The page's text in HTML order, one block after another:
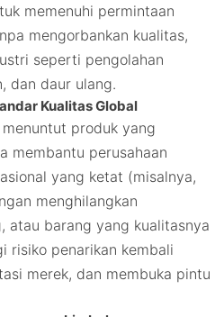
memenuhi permintaan
mengorbankan kualitas,
seperti pengolahan
dan daur ulang.
Kualitas Global
produk yang
membantu perusahaan
yang ketat (misalnya,
menghilangkan
atau barang yang kualitasnya
risiko penarikan kembali
merek, dan membuka pintu